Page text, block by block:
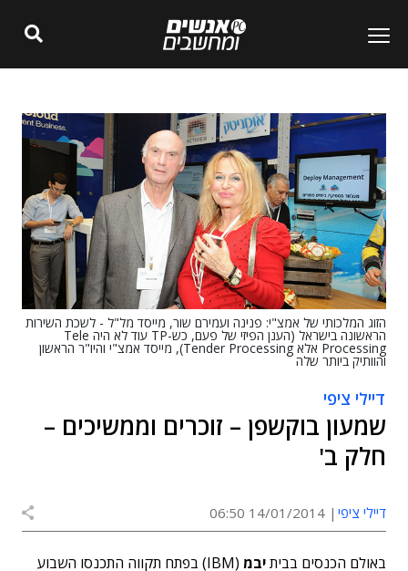
הזוג המלכותי של אמצ"י: פנינה ועמירם שור, מייסד מל"ל - לשכת השירות
הראשונה בישראל (הענן הפיזי של פעם, כש-TP עוד לא היה Tele
Processing אלא Tender Processing), מייסד אמצ"י והיו"ר הראשון
והוותיק ביותר שלה
דיילי ציפי
שמעון בוקשפן – זוכרים וממשיכים –
חלק ב'
דיילי ציפי 14/01/2014 06:50
באולם הכנסים בביתיבמ
(IBM) בפתח תקווה התכנסו השבוע